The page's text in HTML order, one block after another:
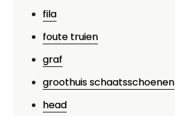
fila
foute truien
graf
groothuis schaatsschoenen
head